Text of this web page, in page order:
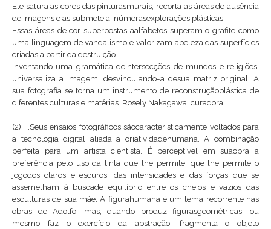
Ele satura as cores das pinturasmurais, recorta as áreas de ausência
de imagens e as submete a inúmerasexplorações plásticas.
Essas áreas de cor superpostas aalfabetos superam o grafite como
uma linguagem de vandalismo e valorizam abeleza das superfícies
criadas a partir da destruição.
Inventando uma gramática deintersecções de mundos e religiões,
universaliza a imagem, desvinculando-a desua matriz original. A
sua fotografia se torna um instrumento de reconstruçãoplástica de
diferentes culturas e matérias. Rosely Nakagawa, curadora
(2) ...Seus ensaios fotográficos sãocaracteristicamente voltados para
a tecnologia digital aliada a criatividadehumana. A combinação
perfeita para um artista cientista. É perceptível em suaobra a
preferência pelo uso da tinta que lhe permite, que lhe permite o
jogodos claros e escuros, das intensidades e das forças que se
assemelham à buscade equilíbrio entre os cheios e vazios das
esculturas de sua mãe. A figurahumana é um tema recorrente nas
obras de Adolfo, mas, quando produz figurasgeométricas, ou
mesmo faz o exercício da abstração, fragmenta o objeto